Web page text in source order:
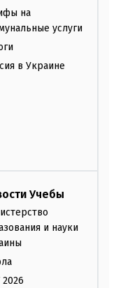
на
услуги
в Украине
Учебы
и науки